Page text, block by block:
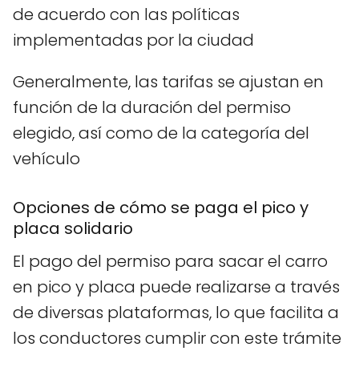
de acuerdo con las políticas
implementadas por la ciudad
Generalmente, las tarifas se ajustan en
función de la duración del permiso
elegido, así como de la categoría del
vehículo
Opciones de cómo se paga el pico y
placa solidario
El pago del permiso para sacar el carro
en pico y placa puede realizarse a través
de diversas plataformas, lo que facilita a
los conductores cumplir con este trámite